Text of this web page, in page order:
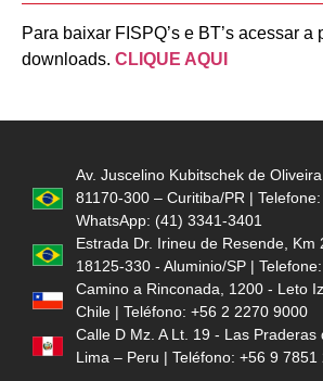
Para baixar FISPQ’s e BT’s acessar a
downloads. CLIQUE AQUI
Av. Juscelino Kubitschek de
81170-300 – Curitiba/PR |
WhatsApp: (41) 3341-3401
Estrada Dr. Irineu de Resende, Km
18125-330 - Aluminio/SP |
Camino a Rinconada, 1200 - Leto
Chile | Teléfono: +56 2 2270 9000
Calle D Mz. A Lt. 19 - Las
Lima – Peru | Teléfono: +56 9 7851